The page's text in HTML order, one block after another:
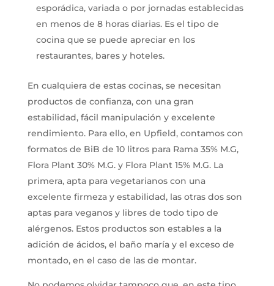
esporádica, variada o por jornadas establecidas
en menos de 8 horas diarias. Es el tipo de
cocina que se puede apreciar en los
restaurantes, bares y hoteles.
En cualquiera de estas cocinas, se necesitan
productos de confianza, con una gran
estabilidad, fácil manipulación y excelente
rendimiento. Para ello, en Upfield, contamos con
formatos de BiB de 10 litros para Rama 35% M.G,
Flora Plant 30% M.G. y Flora Plant 15% M.G. La
primera, apta para vegetarianos con una
excelente firmeza y estabilidad, las otras dos son
aptas para veganos y libres de todo tipo de
alérgenos. Estos productos son estables a la
adición de ácidos, el baño maría y el exceso de
montado, en el caso de las de montar.